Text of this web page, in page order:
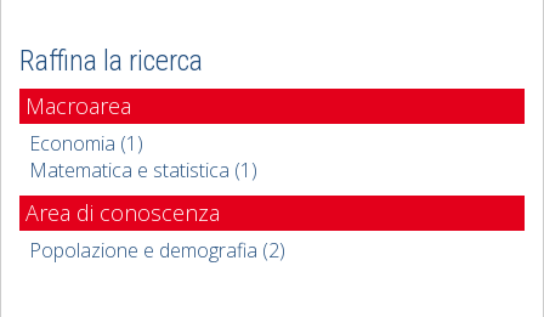
Raffina la ricerca
Macroarea
Economia (1)
Matematica e statistica (1)
Area di conoscenza
Popolazione e demografia (2)